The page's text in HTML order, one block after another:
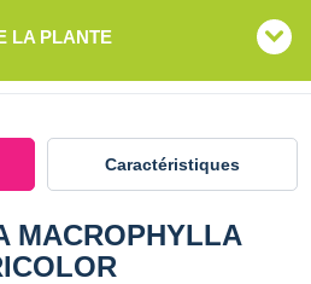
LA PLANTE
Caractéristiques
MACROPHYLLA